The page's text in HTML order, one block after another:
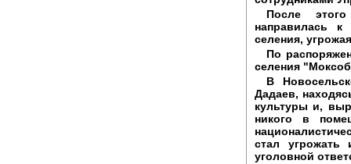
После
направилась
селения,
По
селения
В
Дадаев,
культуры и,
никого в
стал угрожать
уголовной